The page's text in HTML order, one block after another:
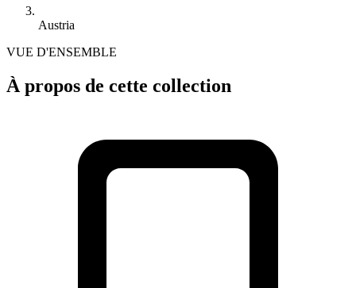
Austria
VUE D'ENSEMBLE
À propos de cette collection